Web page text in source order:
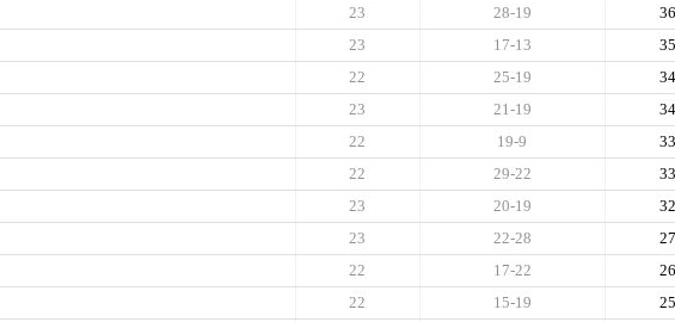
36
28-19
23
35
17-13
23
34
25-19
22
34
21-19
23
33
19-9
22
33
29-22
22
32
20-19
23
27
22-28
23
26
17-22
22
25
15-19
22